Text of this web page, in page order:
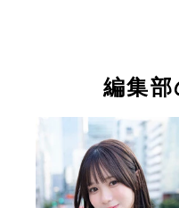
『ふわりふわ
（税込） 22歳
し。幼さを残
た表情が、ふ
だけでなく、
『なつのね』
池本しおりの最
を舞台に、は
麦わら帽子を
夏と愛らしさ
編集部